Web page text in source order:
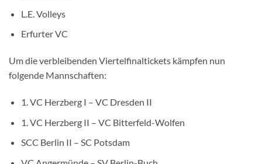
L.E. Volleys
Erfurter VC
Um die verbleibenden Viertelfinaltickets kämpfen nun
folgende Mannschaften:
1. VC Herzberg I – VC Dresden II
1. VC Herzberg II – VC Bitterfeld-Wolfen
SCC Berlin II – SC Potsdam